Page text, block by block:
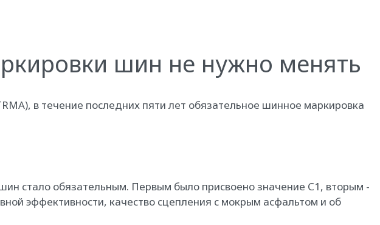
шин не нужно менять
в течение последних пяти лет обязательное шинное маркировка
стало обязательным. Первым было присвоено значение С1, вторым -
эффективности, качество сцепления с мокрым асфальтом и об